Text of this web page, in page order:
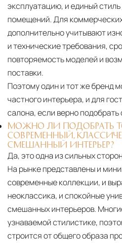
эксплуатацию, и единый
помещений. Для
дополнительно учитывают
и технические требования,
повторяемость моделей и
поставки.
Поэтому один и тот же бренд
частного интерьера, и для
салона, если верно
МОЖНО ЛИ ПОДОБРАТЬ
СОВРЕМЕННЫЙ,
СМЕШАННЫЙ ИНТЕРЬЕР?
Да, это одна из сильных
На рынке представлены и
современные коллекции, и
неоклассика, и спокойные
смешанных интерьеров.
узнаваемой стилистике,
строится от общего образа